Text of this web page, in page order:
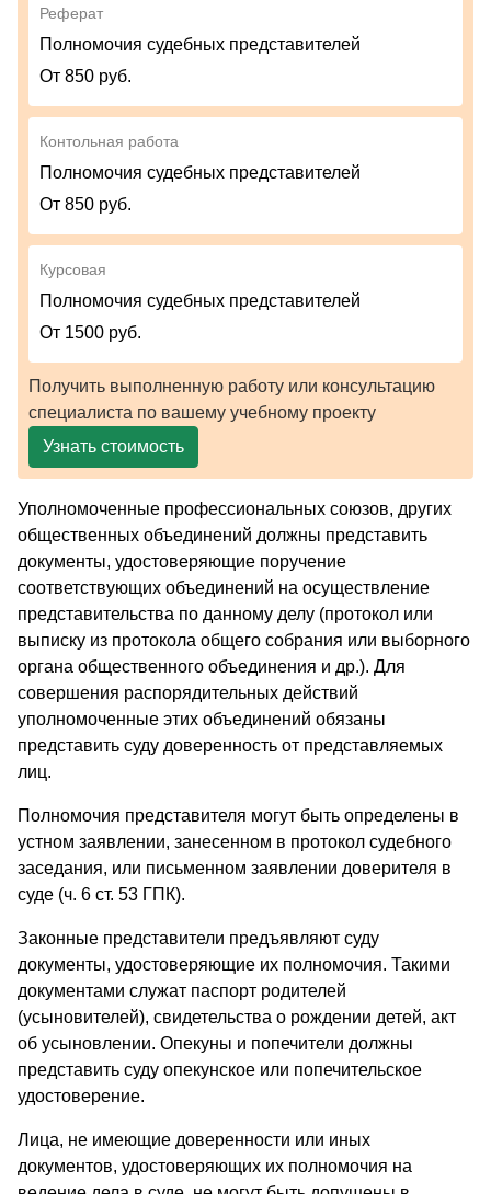
Реферат
Полномочия судебных представителей
От 850 руб.
Контольная работа
Полномочия судебных представителей
От 850 руб.
Курсовая
Полномочия судебных представителей
От 1500 руб.
Получить выполненную работу или консультацию
специалиста по вашему учебному проекту
Узнать стоимость
Уполномоченные профессиональных союзов, других
общественных объединений должны представить
документы, удостоверяющие поручение
соответствующих объединений на осуществление
представительства по данному делу (протокол или
выписку из протокола общего собрания или выборного
органа общественного объединения и др.). Для
совершения распорядительных действий
уполномоченные этих объединений обязаны
представить суду доверенность от представляемых
лиц.
Полномочия представителя могут быть определены в
устном заявлении, занесенном в протокол судебного
заседания, или письменном заявлении доверителя в
суде (ч. 6 ст. 53 ГПК).
Законные представители предъявляют суду
документы, удостоверяющие их полномочия. Такими
документами служат паспорт родителей
(усыновителей), свидетельства о рождении детей, акт
об усыновлении. Опекуны и попечители должны
представить суду опекунское или попечительское
удостоверение.
Лица, не имеющие доверенности или иных
документов, удостоверяющих их полномочия на